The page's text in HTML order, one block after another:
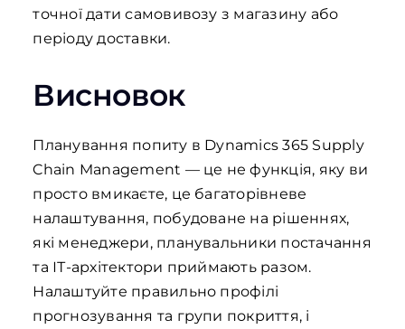
точної дати самовивозу з магазину або
періоду доставки.
Висновок
Планування попиту в Dynamics 365 Supply
Chain Management — це не функція, яку ви
просто вмикаєте, це багаторівневе
налаштування, побудоване на рішеннях,
які менеджери, планувальники постачання
та ІТ-архітектори приймають разом.
Налаштуйте правильно профілі
прогнозування та групи покриття, і